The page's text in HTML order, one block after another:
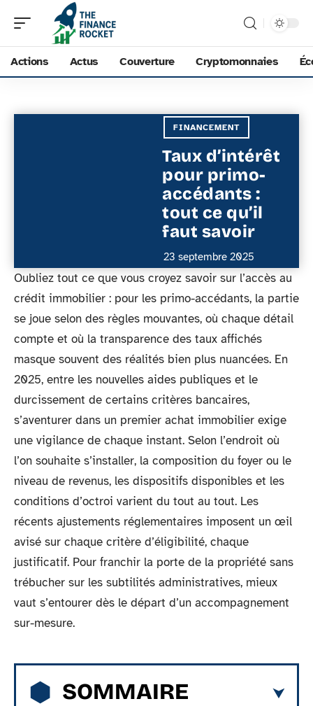
Actions Actus Couverture Cryptomonnaies
FINANCEMENT
Taux d’intérêt
pour primo-
accédants :
tout ce qu’il
faut savoir
23 septembre 2025
Oubliez tout ce que vous croyez savoir sur l’accès au
crédit immobilier : pour les primo-accédants, la partie
se joue selon des règles mouvantes, où chaque détail
compte et où la transparence des taux affichés
masque souvent des réalités bien plus nuancées. En
2025, entre les nouvelles aides publiques et le
durcissement de certains critères bancaires,
s’aventurer dans un premier achat immobilier exige
une vigilance de chaque instant. Selon l’endroit où
l’on souhaite s’installer, la composition du foyer ou le
niveau de revenus, les dispositifs disponibles et les
conditions d’octroi varient du tout au tout. Les
récents ajustements réglementaires imposent un œil
avisé sur chaque critère d’éligibilité, chaque
justificatif. Pour franchir la porte de la propriété sans
trébucher sur les subtilités administratives, mieux
vaut s’entourer dès le départ d’un accompagnement
sur-mesure.
SOMMAIRE